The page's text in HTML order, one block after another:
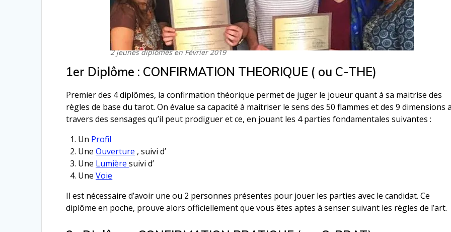
2 jeunes diplômés en Février 2019
1er Diplôme : CONFIRMATION THEORIQUE ( ou C-THE)
Premier des 4 diplômes, la confirmation théorique permet de juger le joueur quant à sa maitrise des
règles de base du tarot. On évalue sa capacité à maitriser le sens des 50 flammes et des 9 dimensions
travers des sensages qu’il peut prodiguer et ce, en jouant les 4 parties fondamentales suivantes :
Un Profil
UneOuverture , suivi d’
Une Lumièresuivi d’
UneVoie
Il est nécessaire d’avoir une ou 2 personnes présentes pour jouer les parties avec le candidat. Ce
diplôme en poche, prouve alors officiellement que vous êtes aptes à senser suivant les règles de l’art.